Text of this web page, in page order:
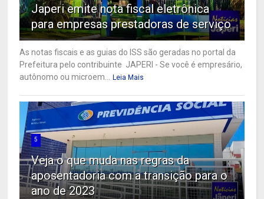
Japeri emite nota fiscal eletrônica
para empresas prestadoras de serviço
As notas fiscais e as guias do ISS são geradas no portal da
Prefeitura pelo contribuinte JAPERI - Se você é empresário,
autônomo ou microem...
Leia Mais
5
Veja o que muda nas regras da
aposentadoria com a transição para o
ano de 2023